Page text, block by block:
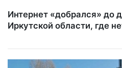
Интернет «добрался» до
Иркутской области, где